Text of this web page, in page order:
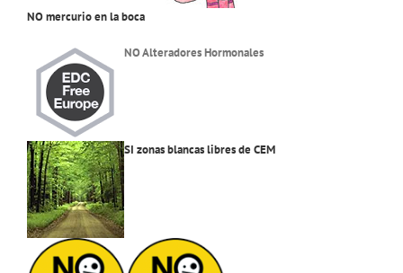
NO mercurio en la boca
NO Alteradores Hormonales
SI zonas blancas libres de CEM